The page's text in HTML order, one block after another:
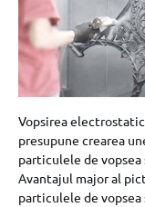
Vopsirea
presupune crearea
particulele de
Avantajul major al
particulele de